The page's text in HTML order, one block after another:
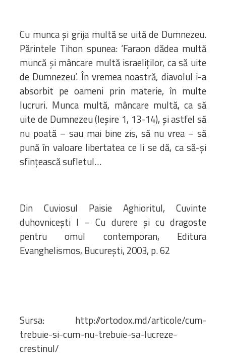
Cu munca şi grija multă se uită de Dumnezeu.
Părintele Tihon spunea: ‘Faraon dădea multă
muncă şi mâncare multă israeliţilor, ca să uite
de Dumnezeu‘. În vremea noastră, diavolul i-a
absorbit pe oameni prin materie, în multe
lucruri. Munca multă, mâncare multă, ca să
uite de Dumnezeu (Ieşire 1, 13-14), şi astfel să
nu poată – sau mai bine zis, să nu vrea – să
pună în valoare libertatea ce li se dă, ca să-şi
sfinţească sufletul…
Din Cuviosul Paisie Aghioritul, Cuvinte
duhovnicești I – Cu durere și cu dragoste
pentru omul contemporan, Editura
Evanghelismos, București, 2003, p. 62
Sursa: http://ortodox.md/articole/cum-
trebuie-si-cum-nu-trebuie-sa-lucreze-
crestinul/